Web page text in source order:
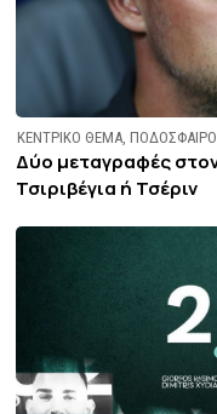
ΚΕΝΤΡΙΚΟ ΘΕΜΑ ,ΠΟΔΟΣΦΑΙΡΟ
Δύο μεταγραφές
Τσιριβέγια ή Τσέριν